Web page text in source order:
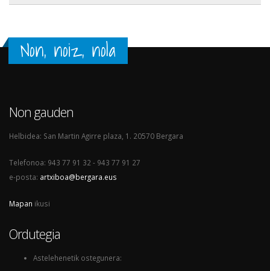
Non, noiz, nola
Non gauden
Helbidea: San Martin Agirre plaza, 1. 20570 Bergara
Telefonoa: 943 77 91 32 - 943 77 91 27
e-posta: artxiboa@bergara.eus
Mapan ikusi
Ordutegia
Astelehenetik ostegunera: